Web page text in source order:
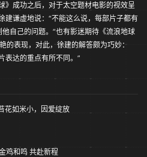
》成功之后，对于太空题材电影的视效呈
建谦虚地说：“不能这么说，每部片子都有
自己的问题。”也有影迷期待《流浪地球
的表现，对此，徐建的解答颇为巧妙：
表达的重点有所不同。”
花如米小，因爱绽放
鸡和鸣 共赴新程